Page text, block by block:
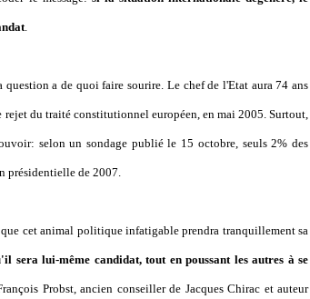
.
question a de quoi faire sourire. Le chef de l'Etat aura 74 ans
du traité constitutionnel européen, en mai 2005. Surtout,
selon un sondage publié le 15 octobre, seuls 2% des
présidentielle de 2007.
cet animal politique infatigable prendra tranquillement sa
sera lui-même candidat, tout en poussant les autres à se
Probst, ancien conseiller de Jacques Chirac et auteur